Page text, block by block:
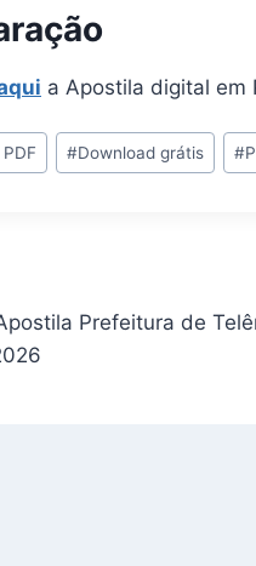
a Apostila digital em
#Download grátis #
Prefeitura de